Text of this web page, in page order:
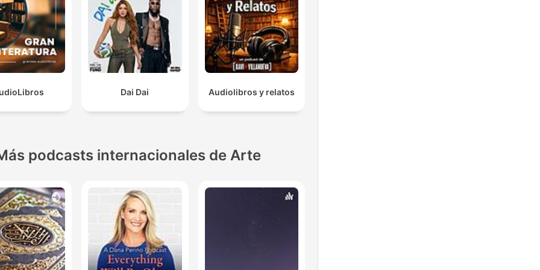
Dai Dai Audiolibros y relatos
podcasts internacionales de Arte